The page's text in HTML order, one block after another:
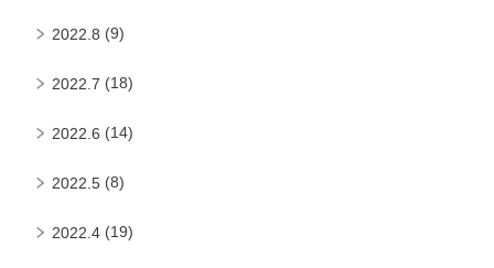
2022.8 (9)
2022.7 (18)
2022.6 (14)
2022.5 (8)
2022.4 (19)